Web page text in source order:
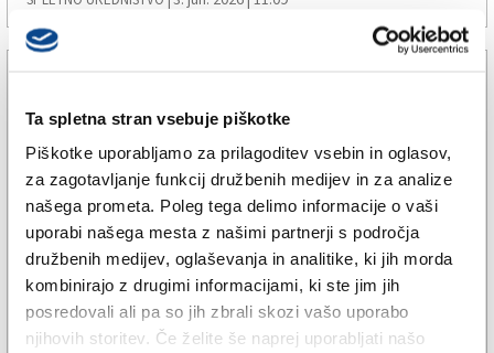
Ta spletna stran vsebuje piškotke
Piškotke uporabljamo za prilagoditev vsebin in oglasov,
za zagotavljanje funkcij družbenih medijev in za analize
našega prometa. Poleg tega delimo informacije o vaši
uporabi našega mesta z našimi partnerji s področja
družbenih medijev, oglaševanja in analitike, ki jih morda
kombinirajo z drugimi informacijami, ki ste jim jih
posredovali ali pa so jih zbrali skozi vašo uporabo
njihovih storitev. Če želite še naprej uporabljati našo
TRŽAŠKA